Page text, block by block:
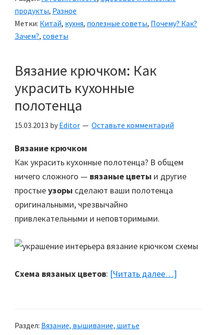
палочки
продукты, Разное
Метки: Китай, кухня, полезные советы, Почему? Как?
Зачем?, советы
Вязание крючком: Как
украсить кухонные
полотенца
15.03.2013 by Editor Оставьте комментарий
Вязание крючком
Как украсить кухонные полотенца? В общем
ничего сложного — вязаные цветы и другие
простыеузоры сделают ваши полотенца
оригинальными, чрезвычайно
привлекательными и неповторимыми.
Схема вязаных цветов: [Читать далее…]
Раздел: Вязание, вышивание, шитье